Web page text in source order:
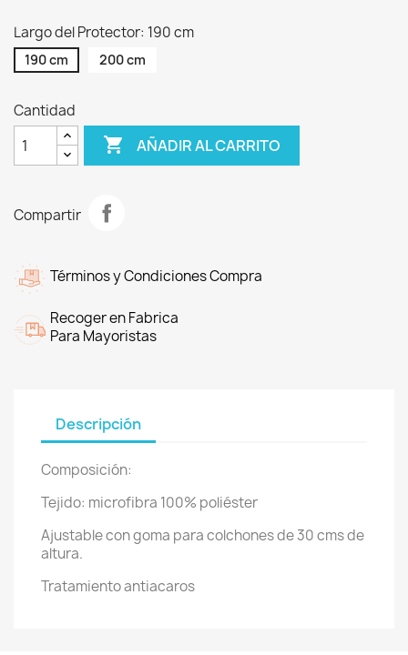
Largo del Protector: 190 cm
190 cm 200 cm
Cantidad
 AÑADIR AL CARRITO
Compartir
Términos y Condiciones Compra
Recoger en Fabrica
Para Mayoristas
Descripción
Composición:
Tejido: microfibra 100% poliéster
Ajustable con goma para colchones de 30 cms de
altura.
Tratamiento antiacaros